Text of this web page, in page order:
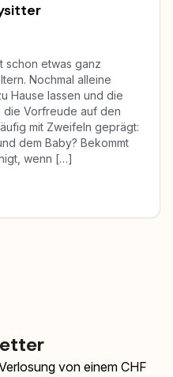
schon etwas ganz
Nochmal alleine
Hause lassen und die
die Vorfreude auf den
mit Zweifeln geprägt:
dem Baby? Bekommt
wenn […]
von einem CHF